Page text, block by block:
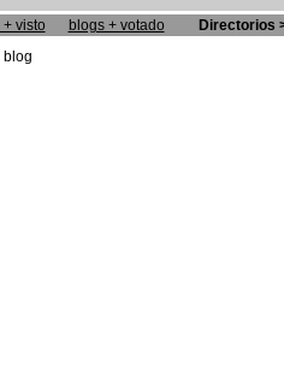
visto blogs + votado
Directorios
blog